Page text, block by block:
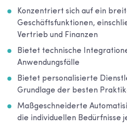
Konzentriert sich auf ein
Geschäftsfunktionen,
Vertrieb und Finanzen
Bietet technische
Anwendungsfälle
Bietet personalisierte
Grundlage der besten
Maßgeschneiderte
die individuellen Bedürfnisse